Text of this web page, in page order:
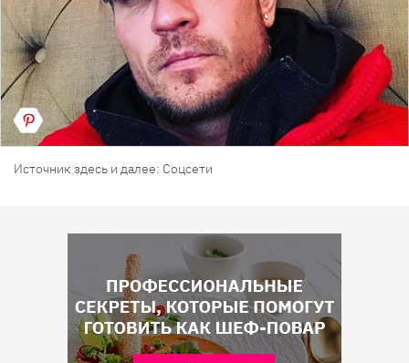
Источник здесь и далее: Соцсети